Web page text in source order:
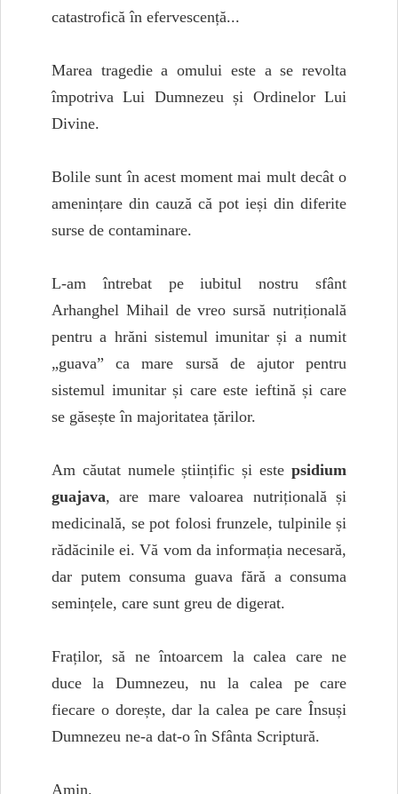
catastrofică în efervescență...
Marea tragedie a omului este a se revolta
împotriva Lui Dumnezeu și Ordinelor Lui
Divine.
Bolile sunt în acest moment mai mult decât o
amenințare din cauză că pot ieși din diferite
surse de contaminare.
L-am întrebat pe iubitul nostru sfânt
Arhanghel Mihail de vreo sursă nutrițională
pentru a hrăni sistemul imunitar și a numit
„guava” ca mare sursă de ajutor pentru
sistemul imunitar și care este ieftină și care
se găsește în majoritatea țărilor.
Am căutat numele științific și este psidium
guajava, are mare valoarea nutrițională și
medicinală, se pot folosi frunzele, tulpinile și
rădăcinile ei. Vă vom da informația necesară,
dar putem consuma guava fără a consuma
semințele, care sunt greu de digerat.
Fraților, să ne întoarcem la calea care ne
duce la Dumnezeu, nu la calea pe care
fiecare o dorește, dar la calea pe care Însuși
Dumnezeu ne-a dat-o în Sfânta Scriptură.
Amin.